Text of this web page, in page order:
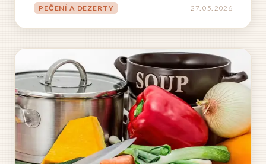
užitková zahradní plodina. Zatímco v některých
PEČENÍ A DEZERTY 27. 05. 2026